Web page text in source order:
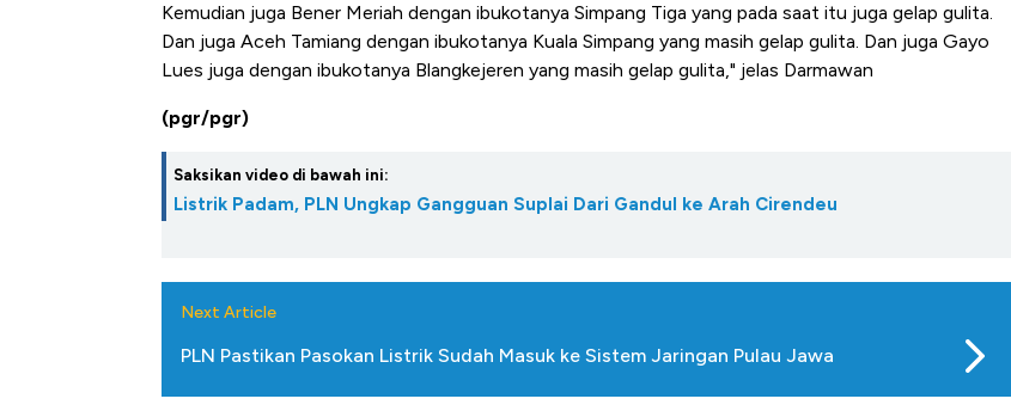
Kemudian juga Bener Meriah dengan ibukotanya Simpang Tiga yang pada saat itu juga gelap gulita.
Dan juga Aceh Tamiang dengan ibukotanya Kuala Simpang yang masih gelap gulita. Dan juga Gayo
Lues juga dengan ibukotanya Blangkejeren yang masih gelap gulita," jelas Darmawan
(pgr/pgr)
Saksikan video di bawah ini:
Listrik Padam, PLN Ungkap Gangguan Suplai Dari Gandul ke Arah Cirendeu
Next Article
PLN Pastikan Pasokan Listrik Sudah Masuk ke Sistem Jaringan Pulau Jawa